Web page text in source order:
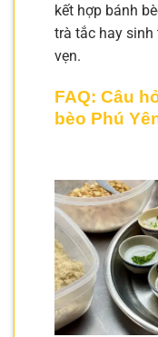
kết hợp bánh
trà tắc hay sinh
vẹn.
FAQ: Câu
bèo Phú